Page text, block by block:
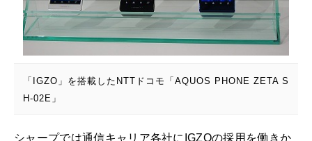
「IGZO」を搭載したNTTドコモ「AQUOS PHONE ZETA S
H-02E」
シャープでは通信キャリア各社にIGZOの採用を働きか